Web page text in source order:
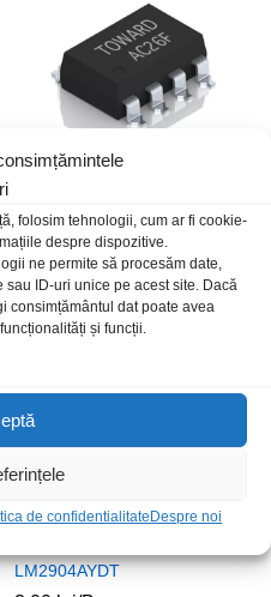
folosim tehnologii, cum ar fi cookie-
despre dispozitive.
ne permite să procesăm date,
ID-uri unice pe acest site. Dacă
consimțământul dat poate avea
și funcții.
de confidentialitate Despre noi
LNK304GN SMD-8B
10,00lei/Buc
LM2904AYDT